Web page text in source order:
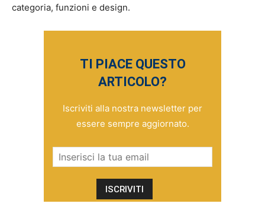
categoria, funzioni e design.
TI PIACE QUESTO
ARTICOLO?
Iscriviti alla nostra newsletter per
essere sempre aggiornato.